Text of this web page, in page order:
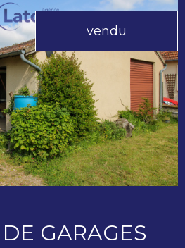
vendu
GARAGES